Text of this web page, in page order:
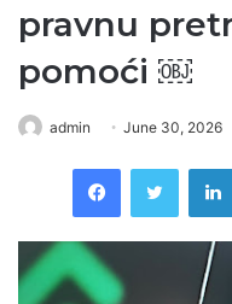
pravnu
pomoći ￼
admin June 30, 2026
FacebookTwitter